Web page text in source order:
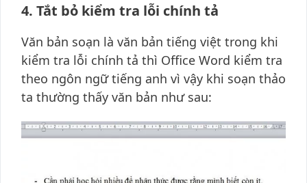
4. Tắt bỏ kiểm tra lỗi chính tả
Văn bản soạn là văn bản tiếng việt trong khi
kiểm tra lỗi chính tả thì Office Word kiểm tra
theo ngôn ngữ tiếng anh vì vậy khi soạn thảo
ta thường thấy văn bản như sau: